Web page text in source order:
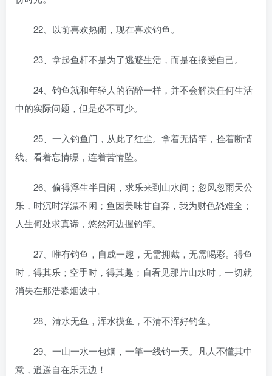
22、以前喜欢热闹，现在喜欢钓鱼。
23、拿起鱼杆不是为了逃避生活，而是在接受自己。
24、钓鱼就和年轻人的宿醉一样，并不会解决任何生活
中的实际问题，但是必不可少。
25、一入钓鱼门，从此了红尘。拿着无情竿，拴着断情
线。看着忘情瞟，连着苦情坠。
26、偷得浮生半日闲，求乐来到山水间；忽风忽雨天公
乐，时沉时浮漂不闲；鱼因美味甘自弃，我为财色恐难全；
人生何处求真谛，悠然河边握钓竿。
27、唯有钓鱼，自成一趣，无需拥戴，无需喝彩。得鱼
时，得其乐；空手时，得其趣；自看见那片山水时，一切就
消失在那浩淼烟波中。
28、清水无鱼，浑水摸鱼，不清不浑好钓鱼。
29、一山一水一包烟，一竿一线钓一天。凡人不懂其中
意，逍遥自在乐无边！